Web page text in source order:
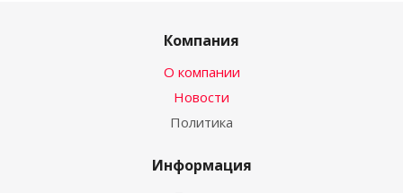
Компания
О компании
Новости
Политика
Информация